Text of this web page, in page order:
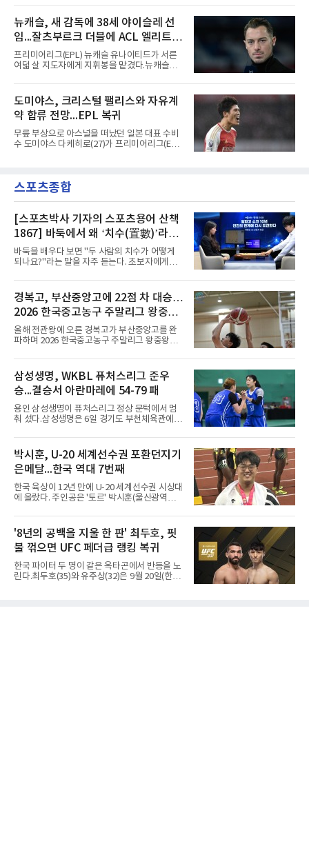
컵 리그 페이즈 1차전 치바스 과달라하라(멕시
코)전에 선발 출전했으나 공격포인트 없이 후반
41분 타일러 보이드와 교체됐다. 이날 골을 넣었
다면 공식전 5경기 연속 득점이었다. 다만 메이
저리그사커(MLS)에서 이어온 4경기 연속골 기
록은 유지된다.경기는 팽팽했다. 전반 38분 다비
드 마르티네스의 땅볼 크로스를 드니 부앙가가
으로 골대 오른쪽 하단을 찔러 균형을 맞췄다.승
부는 승부차기로 갈렸다. LAFC는
뉴캐슬, 새 감독에 38세 야이슬레 선
임...잘츠부르크 더블에 ACL 엘리트 2
연패 경력
프리미어리그(EPL) 뉴캐슬 유나이티드가 서른
여덟 살 지도자에게 지휘봉을 맡겼다.뉴캐슬은
임을 발표했다. 그는 스페인 라망가에서 진행 중
인 프리시즌 캠프에 곧바로 합류했다. 구단은 유
럽 축구계에서 가장 촉망받는 젊은 감독을 데려
왔다고 밝혔다.이력은 이른 나이에 쌓였다. 서른
셋이던 2021년 오스트리아 레드불 잘츠부르크
사령탑에 올라 첫 시즌 리그와 컵대회를 동시에
제패했고, 구단 역사상 처음으로 팀을 유럽축구
다. 2023년 사우디아라비아 알아흘리로 옮겨
2024-2025시즌과 2025-2026시즌
도미야스, 크리스털 팰리스와 자유계
약 합류 전망...EPL 복귀
무릎 부상으로 아스널을 떠났던 일본 대표 수비
수 도미야스 다케히로(27)가 프리미어리그(EPL)
큰 틀의 계약 조건은 이미 합의됐고 구단은 개막
을 앞두고 영입 절차를 서두르고 있다.그의 최근
지난 시즌 아스널과 상호 합의로 계약을 해지했
고, 네덜란드 아약스에서 시즌 막판 8경기를 소
화했다. 이후 일본 대표로 월드컵에 나서 선발 2
경기를 포함해 3경기를 뛰며 감각을 끌어올렸
다.구단의 판단은 신중했다. 크리스털 팰리스는
기량을 확신하면서도 부상
스포츠종합
[스포츠박사 기자의 스포츠용어 산책
1867] 바둑에서 왜 ‘치수(置數)’라고
말할까
바둑을 배우다 보면 "두 사람의 치수가 어떻게
되나요?"라는 말을 자주 듣는다. 초보자에게는
'둘 치(置)'와 '셀 수(數)'를 쓴다. '돌을 놓는 수'라
는 의미이다. 두 사람이 대등하게 승부할 수 있도
록 약한 쪽에게 미리 흑돌을 놓아주는 개수를 가
리킨다. 오늘날의 접바둑에서 말하는 '두 점', '세
점'이 바로 치수다. (본 코너 1844회 ‘왜 '접바
둑'이라 말할까’ 참조)일본어에서도 같은 한자를
사용한다. 일본에서는 ‘置き石(오키이시, 놓는
우)’라는 용례도 문헌에서 확인된다. 다만 현대
일본
경복고, 부산중앙고에 22점 차 대승…
2026 한국중고농구 주말리그 왕중왕
전 첫 승 신고
올해 전관왕에 오른 경복고가 부산중앙고를 완
파하며 2026 한국중고농구 주말리그 왕중왕전
해남 우슬체육관에서 열린 대회 남고부 예선리
그 H조 1차전에서 부산중앙고를 98-76으로 제
압했다. 박지오가 26점, 김호원이 22점, 정우진
이 19점을 올리는 등 삼각편대의 고른 활약이 승
리를 이끌었다.경복고는 경기 초반부터 박지오
와 김호원의 내·외곽포가 고르게 터지며 주도권
을 잡았다. 전반을 40-34로 앞선 경복고는 후반
다.B조에서는 용산고가 안양고를 98-71로 꺾고
대회 2연승을 달렸다.한편 남중
삼성생명, WKBL 퓨처스리그 준우
승...결승서 아란마레에 54-79 패
용인 삼성생명이 퓨처스리그 정상 문턱에서 멈
춰 섰다.삼성생명은 6일 경기도 부천체육관에서
서 일본여자프로농구 2부 리그 아란마레에 54-
79로 졌다. 이다연이 14점을 넣었으나 20점 9리
바운드를 기록한 바이 쿰바 디야산을 앞세운 상
대를 넘지 못했다.이번 대회에 처음 출전한 아란
마레는 조별리그부터 결승까지 6전 전승을 거뒀
고, 디야산이 최우수선수(MVP)로 뽑혔다.
박시훈, U-20 세계선수권 포환던지기
은메달...한국 역대 7번째
한국 육상이 12년 만에 U-20 세계선수권 시상대
에 올랐다. 주인공은 '토르' 박시훈(울산광역시)
진 헤이워드 필드에서 열린 세계육상연맹(WA)
20세 이하 세계선수권 남자 포환던지기 결선에
서 20.31ｍ를 던져 2위에 올랐다. 우승자 알레산
드로 보르헤스(브라질)와는 4㎝ 차이였다.기록
의 의미는 크다. 1986년 시작된 이 대회에서 한
국이 따낸 메달은 은 1개와 동 5개뿐이다. 1992
년 이진일(800ｍ)의 은메달 이후 박재홍, 박재
'8년의 공백을 지울 한 판' 최두호, 핏
불 꺾으면 UFC 페더급 랭킹 복귀
한국 파이터 두 명이 같은 옥타곤에서 반등을 노
린다.최두호(35)와 유주상(32)은 9월 20일(한국